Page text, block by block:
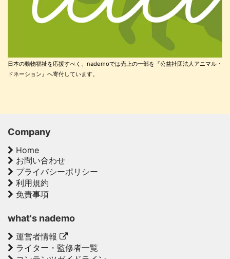
日本の動物福祉を応援すべく、nademoでは売上の一部を『公益社団法人アニマル・
ドネーション』へ寄付しています。
Company
Home
お問い合わせ
プライバシーポリシー
利用規約
免責事項
what's nademo
運営者情報
ライター・監修者一覧